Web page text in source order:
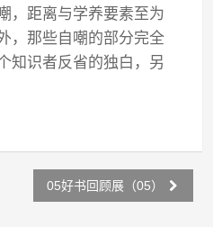
，距离与学养要素至为
，那些自嘲的部分完全
知识者反省的独白，另
05好书回顾展（05）